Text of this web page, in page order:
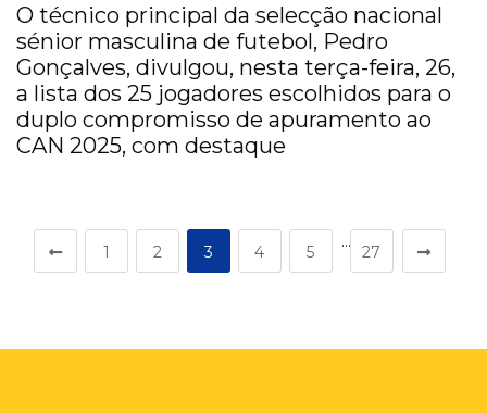
O técnico principal da selecção nacional
sénior masculina de futebol, Pedro
Gonçalves, divulgou, nesta terça-feira, 26,
a lista dos 25 jogadores escolhidos para o
duplo compromisso de apuramento ao
CAN 2025, com destaque
1 2 3 4 5
…
27